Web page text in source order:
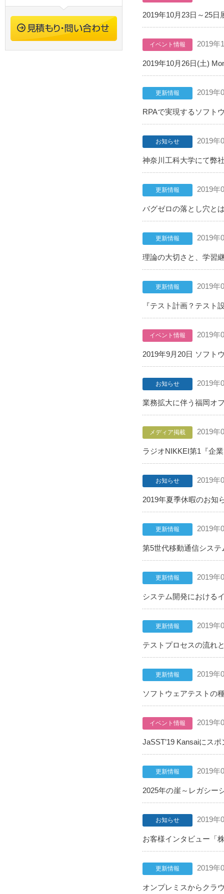
2019年10月23日～25
イベント情報 2019年
2019年10月26日(土)
更新情報 2019年
RPAで実現するソフト
お知らせ 2019年
神奈川工科大学にて弊
更新情報 2019年
バグゼロの落とし穴と
更新情報 2019年
理論の大切さと、学習
更新情報 2019年
『テスト計画？テスト
イベント情報 2019年
2019年9月20日 ソフト
お知らせ 2019年
業務拡大に伴う福岡オ
メディア掲載 2019年
ラジオNIKKEI第1『企
お知らせ 2019年
2019年夏季休暇のお知
更新情報 2019年
第5世代移動通信シス
更新情報 2019年
システム開発における
更新情報 2019年
テストプロセスの流れ
更新情報 2019年
ソフトウェアテストの
イベント情報 2019年
JaSST’19 Kansaiにス
更新情報 2019年
2025年の崖～レガシー
お知らせ 2019年
お客様インタビュー「
更新情報 2019年
オンプレミスからクラ